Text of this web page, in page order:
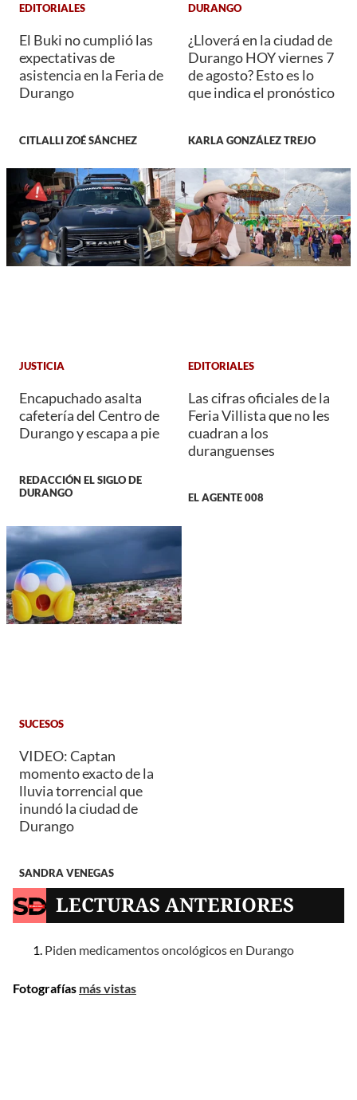
EDITORIALES
El Buki no cumplió las
expectativas de
asistencia en la Feria de
Durango
CITLALLI ZOÉ SÁNCHEZ
DURANGO
¿Lloverá en la ciudad de
Durango HOY viernes 7
de agosto? Esto es lo
que indica el pronóstico
KARLA GONZÁLEZ TREJO
JUSTICIA
Encapuchado asalta
cafetería del Centro de
Durango y escapa a pie
REDACCIÓN EL SIGLO DE
DURANGO
EDITORIALES
Las cifras oficiales de la
Feria Villista que no les
cuadran a los
duranguenses
EL AGENTE 008
SUCESOS
VIDEO: Captan
momento exacto de la
lluvia torrencial que
inundó la ciudad de
Durango
SANDRA VENEGAS
LECTURAS ANTERIORES
Piden medicamentos oncológicos en Durango
Fotografías más vistas